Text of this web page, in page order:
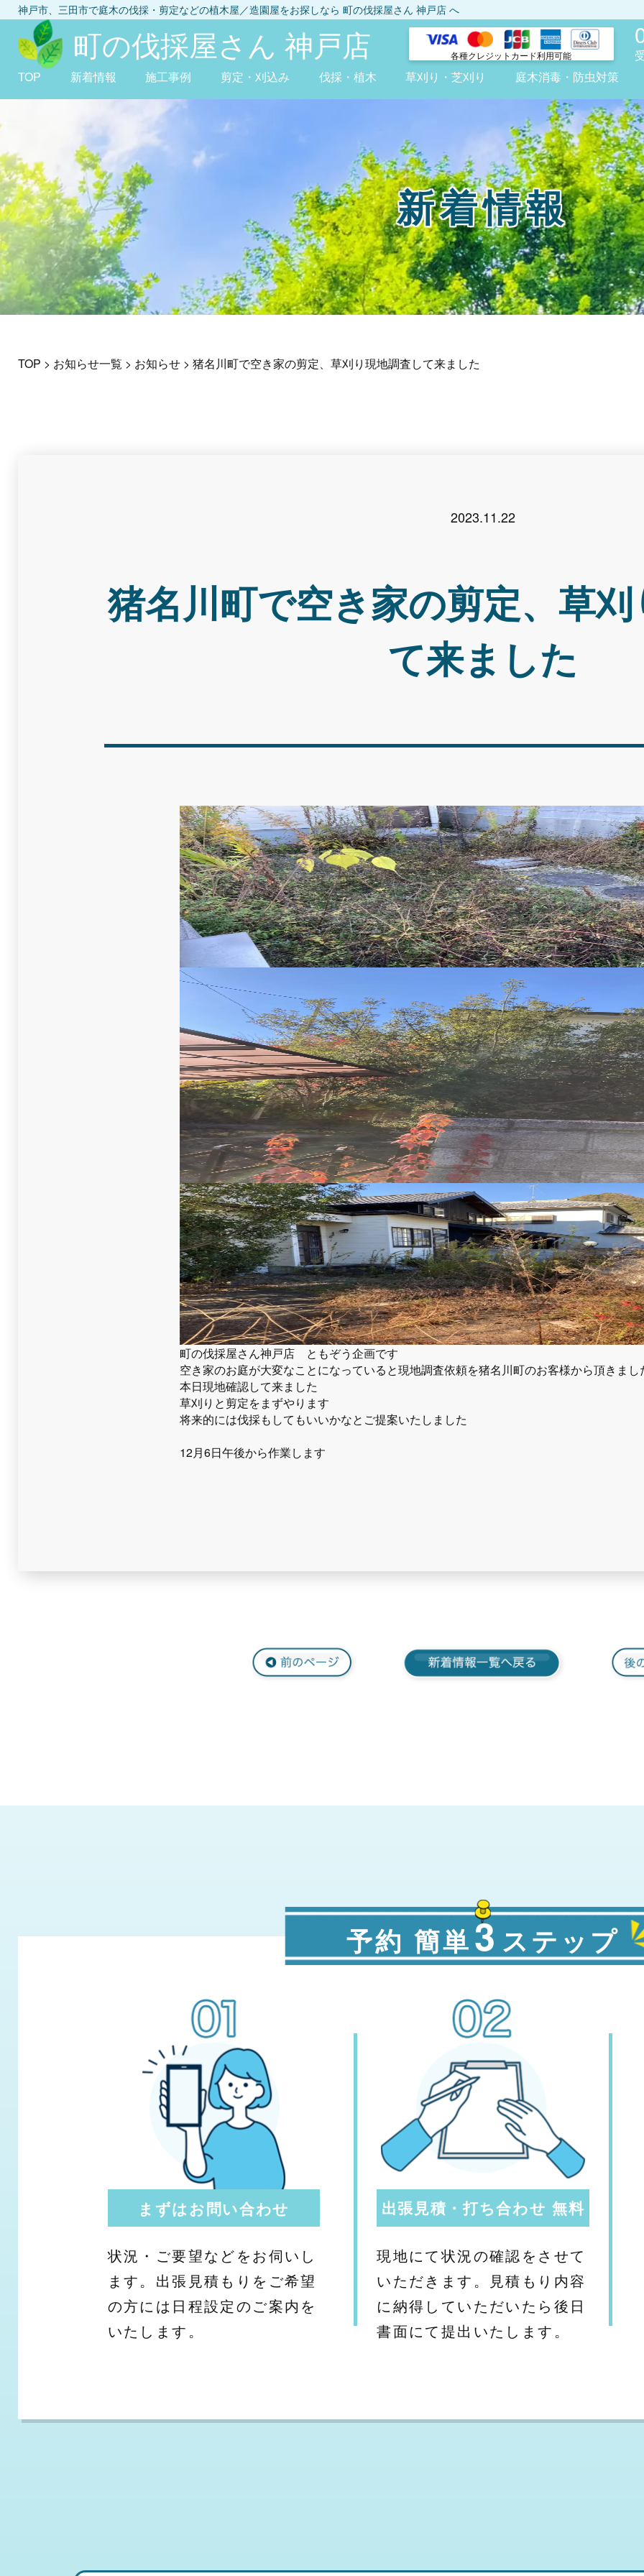
神戸市、三田市で庭木の伐採・剪定などの植木屋／造園屋をお探しなら 町の伐採屋さん 神戸店 へ
町の伐採屋さん 神戸店 各種クレジット カード利用可能
TOP
新着情報 施工事例 剪定・刈込み 伐採・植木 草刈り・芝刈り 庭木消毒・防虫対策
新着情報
TOP > お知らせ一覧 > お知らせ > 猪名川町で空き家の剪定、草刈り現地調査して来ました
2023.11.22
猪名川町で空き家の剪定、草
て来ました
町の伐採屋さん神戸店 ともぞう企画です
空き家のお庭が大変なことになっていると現地調査依頼を猪名川町のお客様から頂きまし
本日現地確認して来ました
草刈りと剪定をまずやります
将来的には伐採もしてもいいかなとご提案いたしました
12月6日午後から作業します
予約 簡単3 ステップ
まずはお問い合わせ
状況・ご要望などをお伺いし
ます。出張見積もりをご希望
の方には日程設定のご案内を
いたします。
出張見積・打ち合わせ 無料
現地にて状況の確認をさせて
いただきます。見積もり内容
に納得していただいたら後日
書面にて提出いたします。